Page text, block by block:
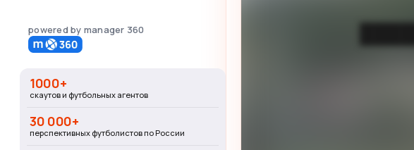
powered by manager 360
1000+
скаутов и футбольных агентов
30 000+
перспективных футболистов по России